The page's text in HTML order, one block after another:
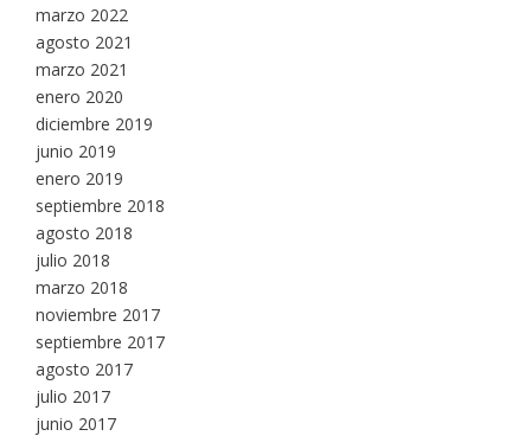
marzo 2022
agosto 2021
marzo 2021
enero 2020
diciembre 2019
junio 2019
enero 2019
septiembre 2018
agosto 2018
julio 2018
marzo 2018
noviembre 2017
septiembre 2017
agosto 2017
julio 2017
junio 2017